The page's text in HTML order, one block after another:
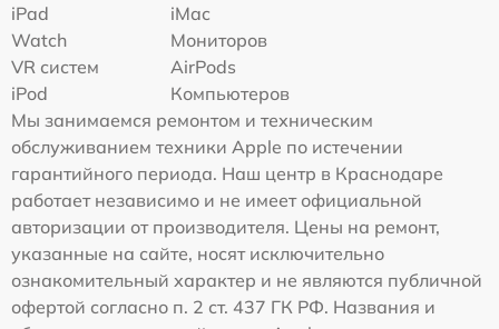
iPad
iMac
Watch
Мониторов
VR систем
AirPods
iPod
Компьютеров
Мы занимаемся ремонтом и техническим
обслуживанием техники Apple по истечении
гарантийного периода. Наш центр в Краснодаре
работает независимо и не имеет официальной
авторизации от производителя. Цены на ремонт,
указанные на сайте, носят исключительно
ознакомительный характер и не являются публичной
офертой согласно п. 2 ст. 437 ГК РФ. Названия и